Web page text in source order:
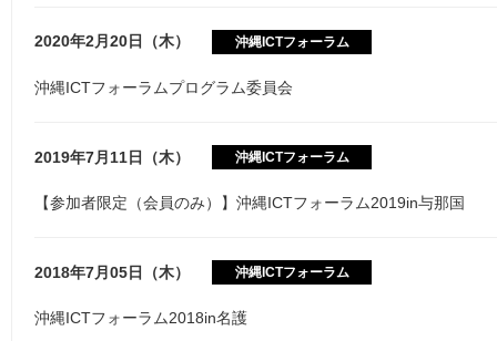
2020年2月20日（木） 沖縄ICTフォーラム
沖縄ICTフォーラムプログラム委員会
2019年7月11日（木） 沖縄ICTフォーラム
【参加者限定（会員のみ）】沖縄ICTフォーラム2019in与那国
2018年7月05日（木） 沖縄ICTフォーラム
沖縄ICTフォーラム2018in名護